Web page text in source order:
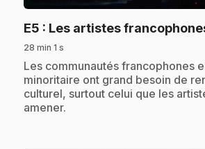
E5 : Les artistes
28 min 1 s
.Les communautés francophones
minoritaire ont grand besoin de
culturel, surtout celui que les
amener.